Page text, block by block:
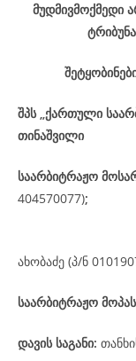
მუდმივმოქმედი
შპს „ქართული
თინაშვილი
საარბიტრაჟო
404570077);
ახობაძე (პ/ნ
საარბიტრაჟო
დავის საგანი: